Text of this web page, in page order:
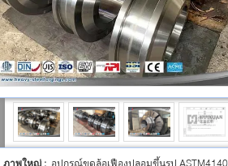
ภาพใหญ่ : อุปกรณ์ขุดล้อเฟืองปลอมขึ้นรูป